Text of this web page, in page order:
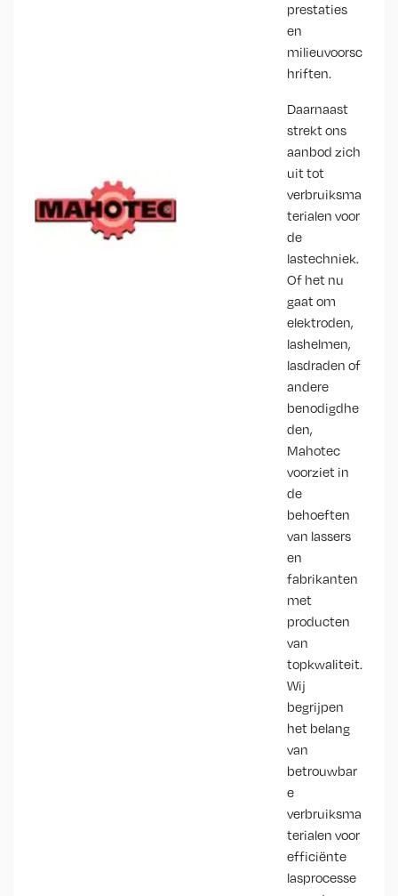
prestaties
en
milieuvoorsc
hriften.
Daarnaast
strekt ons
aanbod zich
uit tot
verbruiksma
terialen voor
de
lastechniek.
Of het nu
gaat om
elektroden,
lashelmen,
lasdraden of
andere
benodigdhe
den,
Mahotec
voorziet in
de
behoeften
van lassers
en
fabrikanten
met
producten
van
topkwaliteit.
Wij
begrijpen
het belang
van
betrouwbar
e
verbruiksma
terialen voor
efficiënte
lasprocesse